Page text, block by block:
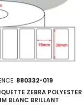
880332-019
ZEBRA POLYESTER
BLANC BRILLANT